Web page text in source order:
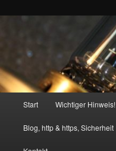
Start Wichtiger Hinweis!
Blog, http & https, Sicherheit